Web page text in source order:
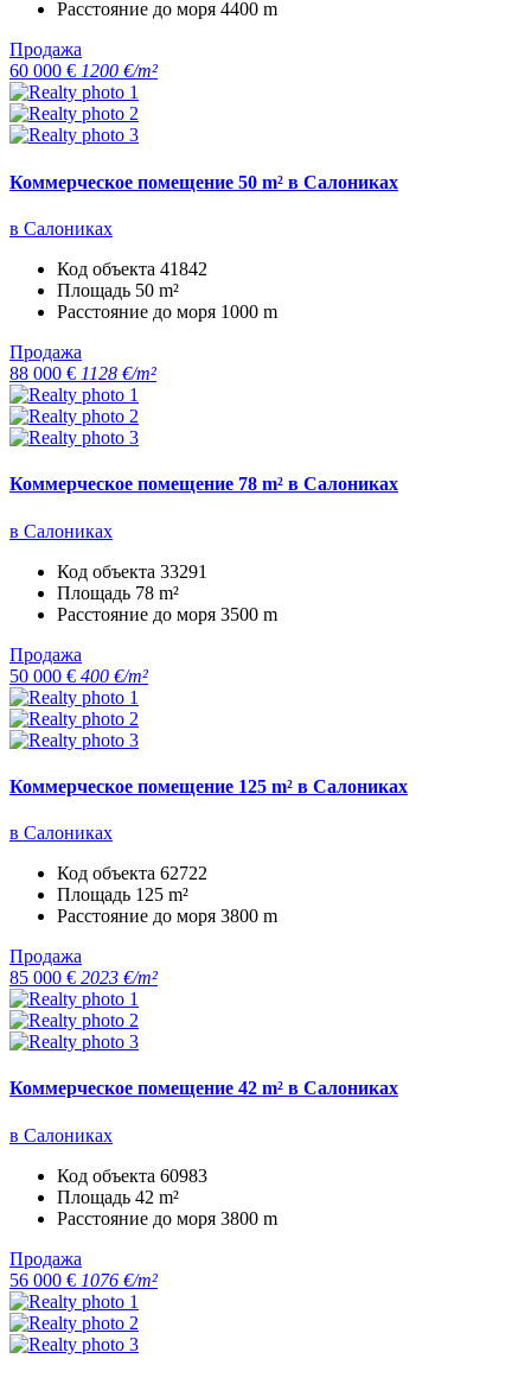
Расстояние до моря 4400 m
Продажа
60 000 € 1200 €/m²
Коммерческое помещение 50 m² в Салониках
в Салониках
Код объекта 41842
Площадь 50 m²
Расстояние до моря 1000 m
Продажа
88 000 € 1128 €/m²
Коммерческое помещение 78 m² в Салониках
в Салониках
Код объекта 33291
Площадь 78 m²
Расстояние до моря 3500 m
Продажа
50 000 € 400 €/m²
Коммерческое помещение 125 m² в Салониках
в Салониках
Код объекта 62722
Площадь 125 m²
Расстояние до моря 3800 m
Продажа
85 000 € 2023 €/m²
Коммерческое помещение 42 m² в Салониках
в Салониках
Код объекта 60983
Площадь 42 m²
Расстояние до моря 3800 m
Продажа
56 000 € 1076 €/m²